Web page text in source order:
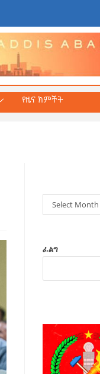
የዜና ክምችት
Select Month
ፈልግ